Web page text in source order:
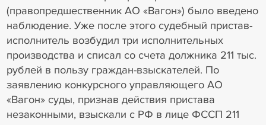
(правопредшественник АО «Вагон») было введено
наблюдение. Уже после этого судебный пристав-
исполнитель возбудил три исполнительных
производства и списал со счета должника 211 тыс.
рублей в пользу граждан-взыскателей. По
заявлению конкурсного управляющего АО
«Вагон» суды, признав действия пристава
незаконными, взыскали с РФ в лице ФССП 211